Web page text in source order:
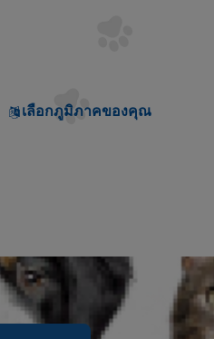
เลือกภูมิภาคของคุณ